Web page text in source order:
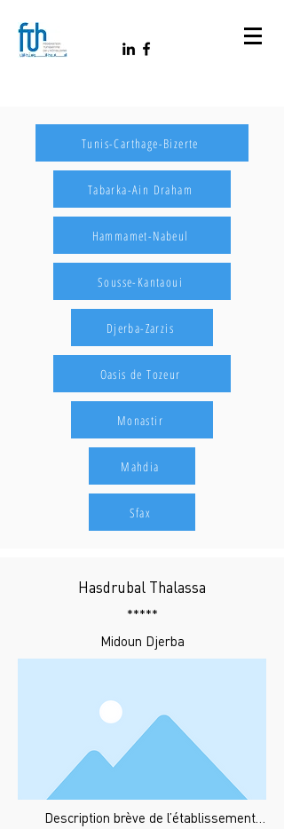
Tunis-Carthage-Bizerte
Tabarka-Ain Draham
Hammamet-Nabeul
Sousse-Kantaoui
Djerba-Zarzis
Oasis de Tozeur
Monastir
Mahdia
Sfax
Hasdrubal Thalassa
*****
Midoun Djerba
Description brève de l’établissement…